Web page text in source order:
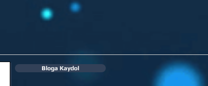
Bloga Kaydol